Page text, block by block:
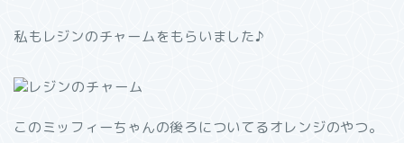
私もレジンのチャームをもらいました♪
このミッフィーちゃんの後ろについてるオレンジのやつ。